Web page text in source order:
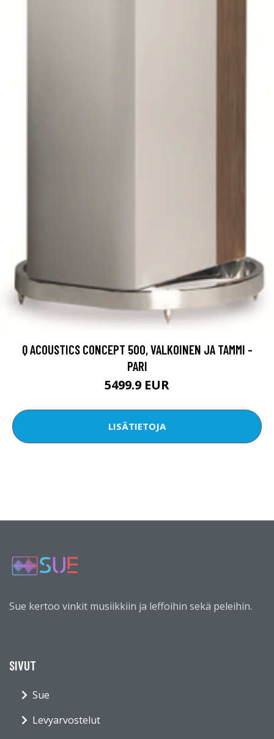
Q ACOUSTICS CONCEPT 500, VALKOINEN JA TAMMI -
PARI
5499.9 EUR
LISÄTIETOJA
Sue kertoo vinkit musiikkiin ja leffoihin sekä peleihin.
SIVUT
Sue
Levyarvostelut